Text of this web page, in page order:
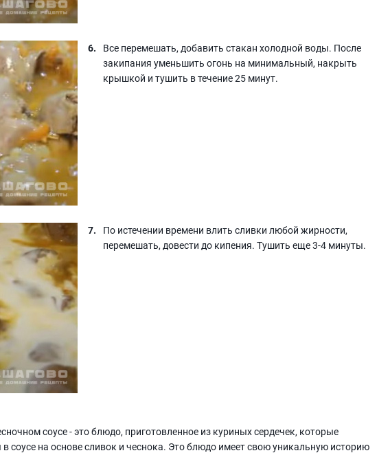
Все перемешать, добавить стакан холодной воды. После
закипания уменьшить огонь на минимальный, накрыть
крышкой и тушить в течение 25 минут.
По истечении времени влить сливки любой жирности,
перемешать, довести до кипения. Тушить еще 3-4 минуты.
соусе - это блюдо, приготовленное из куриных сердечек, которые
соусе на основе сливок и чеснока. Это блюдо имеет свою уникальную историю